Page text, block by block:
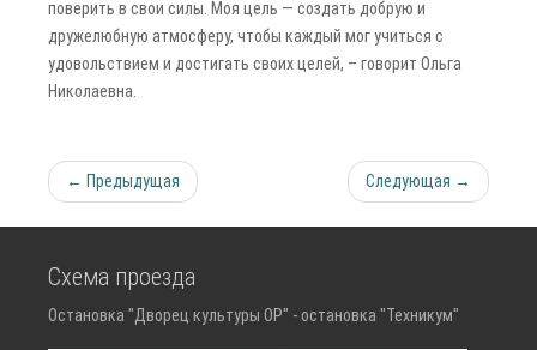
поверить в свои силы. Моя цель — создать добрую и
дружелюбную атмосферу, чтобы каждый мог учиться с
удовольствием и достигать своих целей, – говорит Ольга
Николаевна.
← Предыдущая Следующая →
Схема проезда
Остановка "Дворец культуры ОР" - остановка "Техникум"